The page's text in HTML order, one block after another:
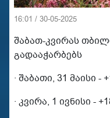
16:01 / 30-05-2025
შაბათ-კვირას
გადააჭარბებს
· შაბათი, 31 მაისი -
· კვირა, 1 ივნისი -